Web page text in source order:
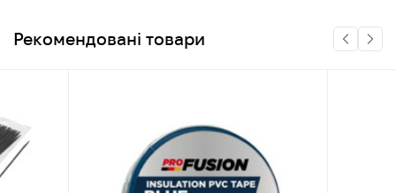
Рекомендовані товари